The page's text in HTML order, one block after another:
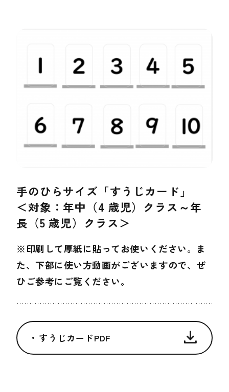
手のひらサイズ「すうじカード」
＜対象：年中（4 歳児）クラス～年
長（5 歳児）クラス＞
※印刷して厚紙に貼ってお使いください。ま
た、下部に使い方動画がございますので、ぜ
ひご参考にご覧ください。
すうじカードPDF